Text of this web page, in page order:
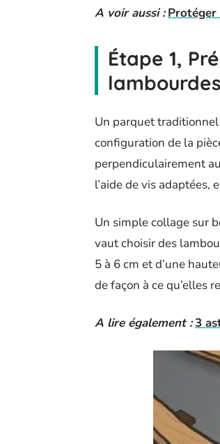
A voir aussi :
Étape 1,
lambourdes
Un parquet
configuration de la
perpendiculairement
l’aide de vis
Un simple collage sur
vaut choisir des
5 à 6 cm et d’une
de façon à ce qu’elles
A lire également :3